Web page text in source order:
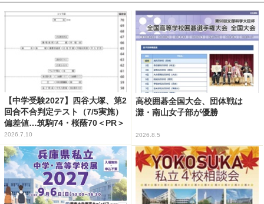
【中学受験2027】四谷大塚、第2
回合不合判定テスト（7/5実施）
偏差値…筑駒74・桜蔭70＜PR＞
2026.7.10
高校囲碁全国大会、団体戦は
灘・南山女子部が優勝
2026.8.5